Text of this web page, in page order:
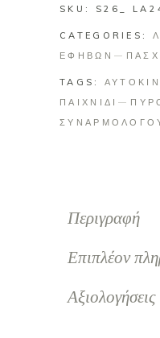
SKU: S26_
CATEGORIES:
ΕΦΗΒΩΝ
TAGS:
ΠΑΙΧΝΙΔΙ
Περιγραφή
Επιπλέον